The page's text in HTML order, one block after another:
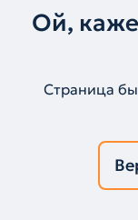
Ой,
Страница